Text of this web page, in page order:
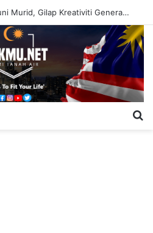
AKAR 2026 Terus Santuni Murid, Gilap Kreativiti Generasi Muda